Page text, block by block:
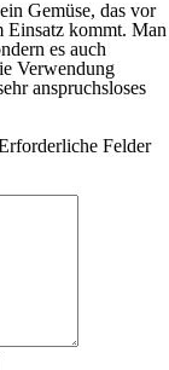
Gemüse, das vor
Einsatz kommt. Man
es auch
Verwendung
anspruchsloses
Felder